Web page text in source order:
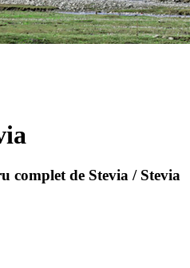
complet de Stevia / Stevia